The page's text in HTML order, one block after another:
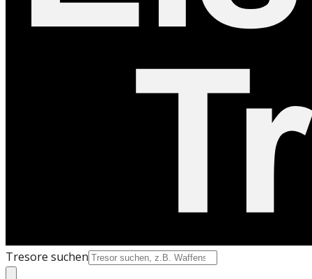
Tresore suchen